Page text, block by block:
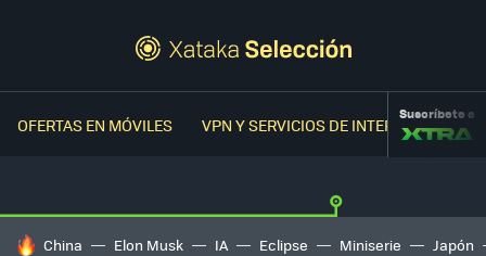
OFERTAS EN MÓVILES VPN Y SERVICIOS DE INTERNETSuscríbete a
HOY SE HABLA DE
China Elon Musk IA Eclipse Miniserie Japón